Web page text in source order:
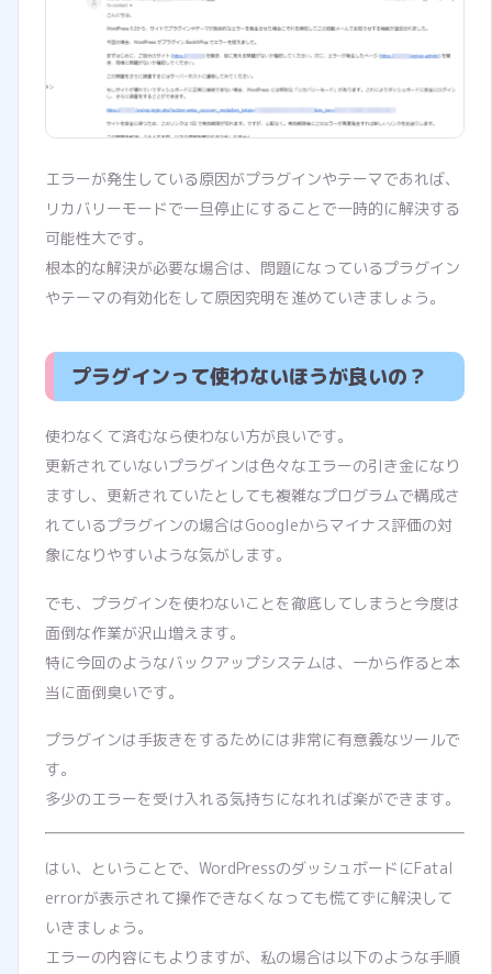
エラーが発生している原因がプラグインやテーマであれば、
リカバリーモードで一旦停止にすることで一時的に解決する
可能性大です。
根本的な解決が必要な場合は、問題になっているプラグイン
やテーマの有効化をして原因究明を進めていきましょう。
プラグインって使わないほうが良いの？
使わなくて済むなら使わない方が良いです。
更新されていないプラグインは色々なエラーの引き金になり
ますし、更新されていたとしても複雑なプログラムで構成さ
れているプラグインの場合はGoogleからマイナス評価の対
象になりやすいような気がします。
でも、プラグインを使わないことを徹底してしまうと今度は
面倒な作業が沢山増えます。
特に今回のようなバックアップシステムは、一から作ると本
当に面倒臭いです。
プラグインは手抜きをするためには非常に有意義なツールで
す。
多少のエラーを受け入れる気持ちになれれば楽ができます。
はい、ということで、WordPressのダッシュボードにFatal
errorが表示されて操作できなくなっても慌てずに解決して
いきましょう。
エラーの内容にもよりますが、私の場合は以下のような手順